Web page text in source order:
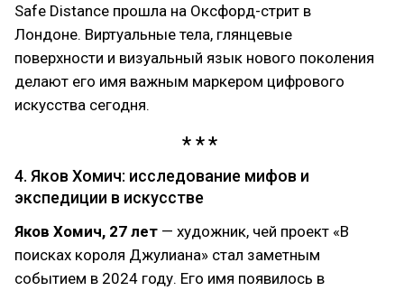
Safe Distance прошла на Оксфорд-стрит в
Лондоне. Виртуальные тела, глянцевые
поверхности и визуальный язык нового поколения
делают его имя важным маркером цифрового
искусства сегодня.
4. Яков Хомич: исследование мифов и
экспедиции в искусстве
Яков Хомич, 27 лет — художник, чей проект «В
поисках короля Джулиана» стал заметным
событием в 2024 году. Его имя появилось в